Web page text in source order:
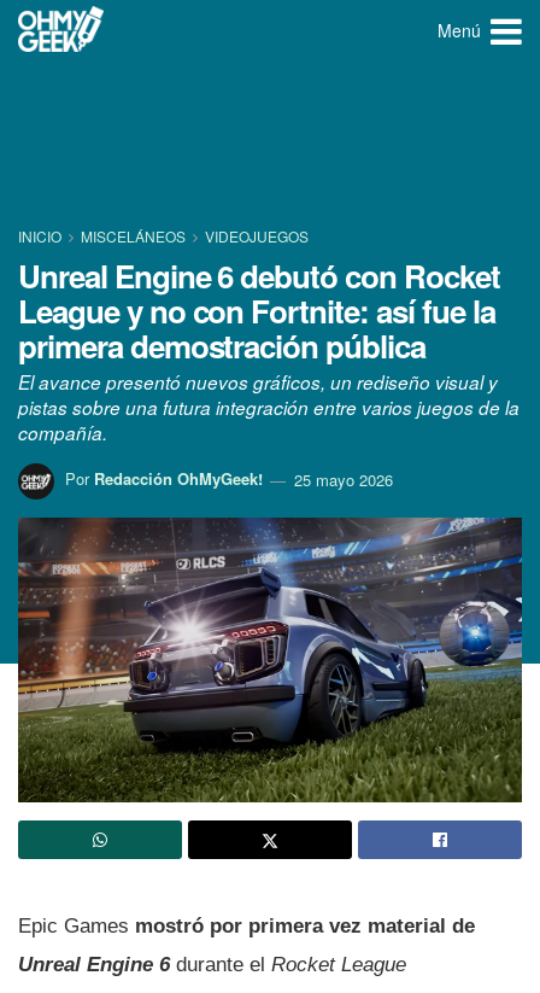
Menú
INICIO MISCELÁNEOS VIDEOJUEGOS
Unreal Engine 6 debutó con Rocket
League y no con Fortnite: así fue la
primera demostración pública
El avance presentó nuevos gráficos, un rediseño visual y
pistas sobre una futura integración entre varios juegos de la
compañía.
Por Redacción OhMyGeek! 25 mayo 2026
Epic Games mostró por primera vez material de
Unreal Engine 6durante el Rocket League